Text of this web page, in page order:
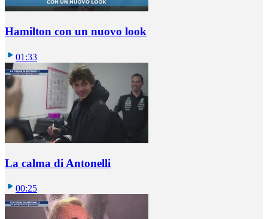
Hamilton con un nuovo look
01:33
La calma di Antonelli
00:25